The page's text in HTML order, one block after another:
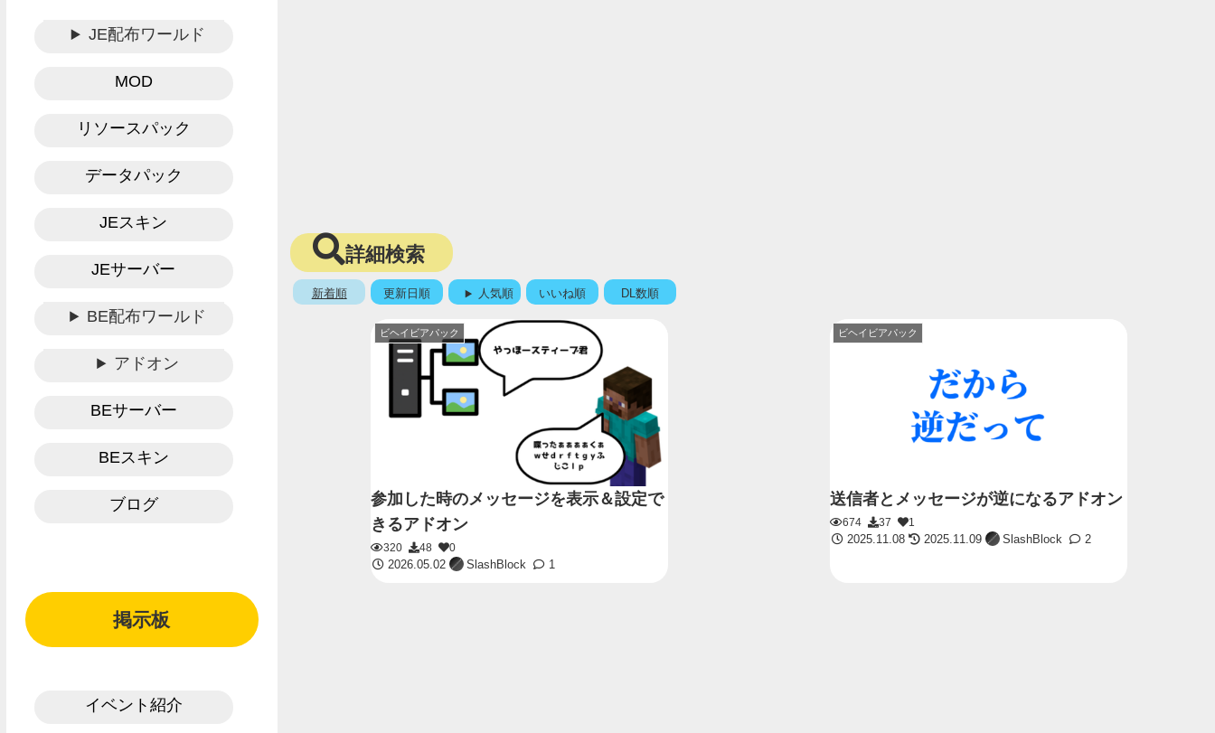
詳細検索
新着順 更新日順 人気順 いいね順 DL数順
ビヘイビアパック
参加した時のメッセージを表示＆設定で
きるアドオン
320 48
0
2026.05.02
SlashBlock 1
ビヘイビアパック
送信者とメッセージが逆になるアドオン
674 37
1
2025.11.08
2025.11.09 SlashBlock 2
JE配布ワールド
MOD
リソースパック
データパック
JEスキン
JEサーバー
BE配布ワールド
アドオン
BEサーバー
BEスキン
ブログ
掲示板
イベント紹介